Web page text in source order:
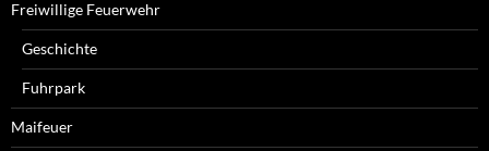
Freiwillige Feuerwehr
Geschichte
Fuhrpark
Maifeuer